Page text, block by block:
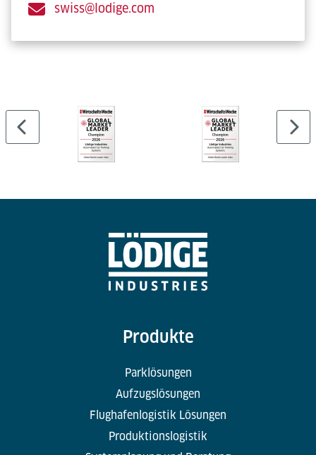
swiss@lodige.com
Produkte
Parklösungen
Aufzugslösungen
Flughafenlogistik Lösungen
Produktionslogistik